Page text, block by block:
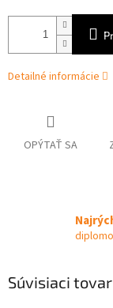
Detailné informácie
OPÝTAŤ SA
Súvisiaci tovar